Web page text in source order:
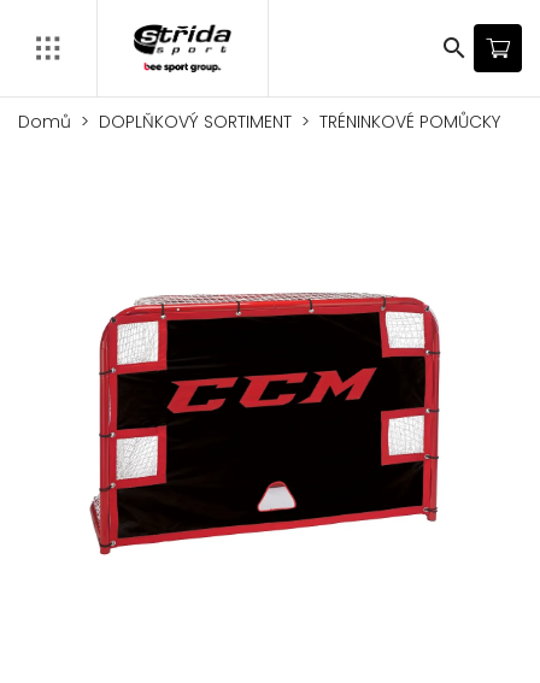
search
Domů DOPLŇKOVÝ SORTIMENT TRÉNINKOVÉ POMŮCKY